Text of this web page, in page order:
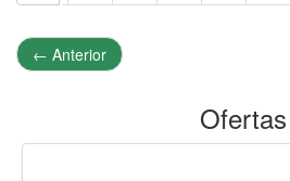
← Anterior
Ofertas